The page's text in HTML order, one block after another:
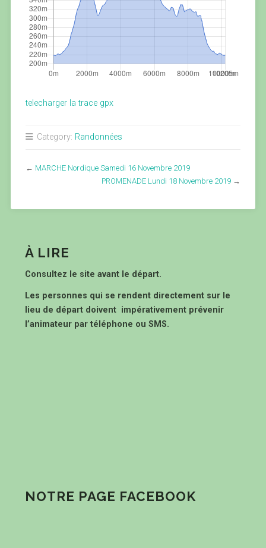
telecharger la trace gpx
Category: Randonnées
← MARCHE Nordique Samedi 16 Novembre 2019
PROMENADE Lundi 18 Novembre 2019 →
À LIRE
Consultez le site avant le départ.
Les personnes qui se rendent directement sur le
lieu de départ doivent impérativement prévenir
l’animateur par téléphone ou SMS.
NOTRE PAGE FACEBOOK